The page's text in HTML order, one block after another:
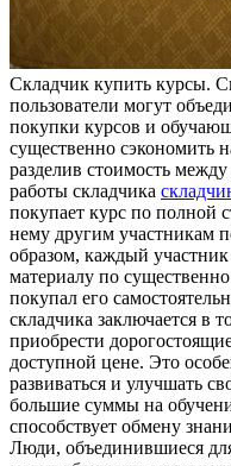
Склaдчик купить курсы.
пользователи могут
покупки курсов и
существенно сэкономить
разделив стоимость
работы складчика
покупает курс по полной
нему другим участникам
образом, каждый
материалу по
покупал его
складчика заключается в
приобрести
доступной цене. Это
развиваться и улучшать
большие суммы на
способствует обмену
Люди, объединившиеся